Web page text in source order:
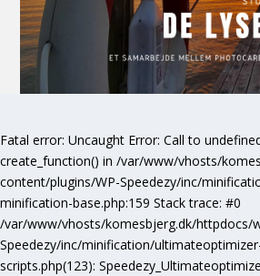
Fatal error: Uncaught Error: Call to
create_function() in /var/www/vhosts/
content/plugins/WP-Speedezy/inc/
minification-base.php:159 Stack trace: #0
/var/www/vhosts/komesbjerg.dk/httpdocs/
Speedezy/inc/minification/
scripts.php(123):